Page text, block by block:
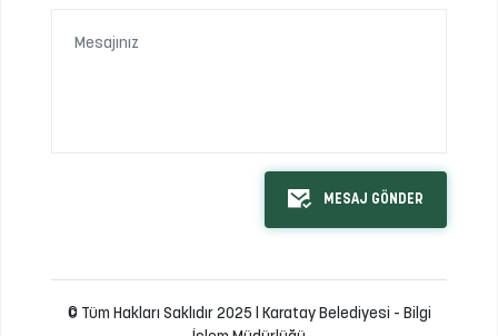
MESAJ GÖNDER
© Tüm Hakları Saklıdır 2025 | Karatay Belediyesi - Bilgi